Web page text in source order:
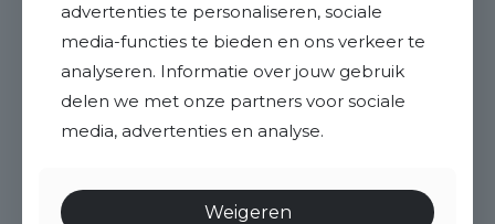
advertenties te personaliseren, sociale
media-functies te bieden en ons verkeer te
analyseren. Informatie over jouw gebruik
delen we met onze partners voor sociale
media, advertenties en analyse.
Weigeren